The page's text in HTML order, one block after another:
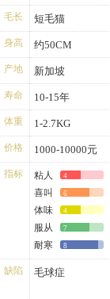
毛长 短毛猫
身高 约50CM
产地 新加坡
寿命 10-15年
体重 1-2.7KG
价格 1000-10000元
指标 粘人 4
喜叫 6
体味 4
服从 7
耐寒 8
缺陷 毛球症